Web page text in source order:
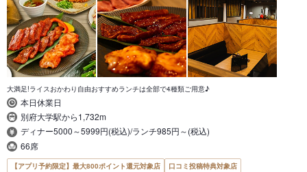
大満足!ライスおかわり自由おすすめランチは全部で4種類ご用意♪
本日休業日
別府大学駅から1,732m
ディナー5000～5999円(税込)/ランチ985円～(税込)
66席
【アプリ予約限定】最大800ポイント還元対象店 口コミ投稿特典対象店